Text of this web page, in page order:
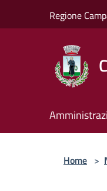
Regione
Home >